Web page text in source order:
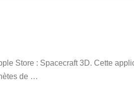
Store : Spacecraft 3D. Cette
de …